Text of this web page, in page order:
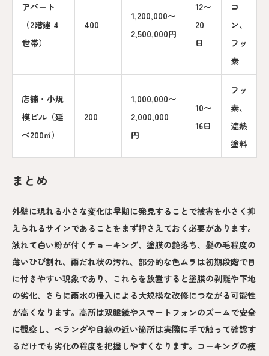
アパート
（2階建 4
世帯）
400
1,200,000〜
2,500,000円
12〜
20
日
コ
ン、
フッ
素
店舗・小規
模ビル（延
べ200㎡）
200
1,000,000〜
2,000,000
円
10〜
16日
フッ
素、
遮熱
塗料
まとめ
外壁に現れる小さな変化は早期に発見することで被害を小さく抑
えられるサインであることをまず押さえておく必要があります。
触れて白い粉が付くチョーキング、塗膜の艶落ち、髪の毛程度の
薄いひび割れ、雨だれ状の汚れ、部分的な色ムラは初期段階で目
に付きやすい現象であり、これらを放置すると塗膜の剥離や下地
の劣化、さらに雨水の侵入による大規模な改修につながる可能性
が高くなります。高所は双眼鏡やスマートフォンのズームで安全
に観察し、ベランダや目線の近い箇所は実際に手で触って確認す
るだけでも劣化の程度を把握しやすくなります。コーキングの痩